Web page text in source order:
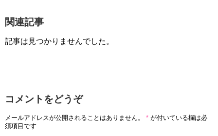
関連記事
記事は見つかりませんでした。
コメントをどうぞ
メールアドレスが公開されることはありません。 * が付いている欄は必
須項目です